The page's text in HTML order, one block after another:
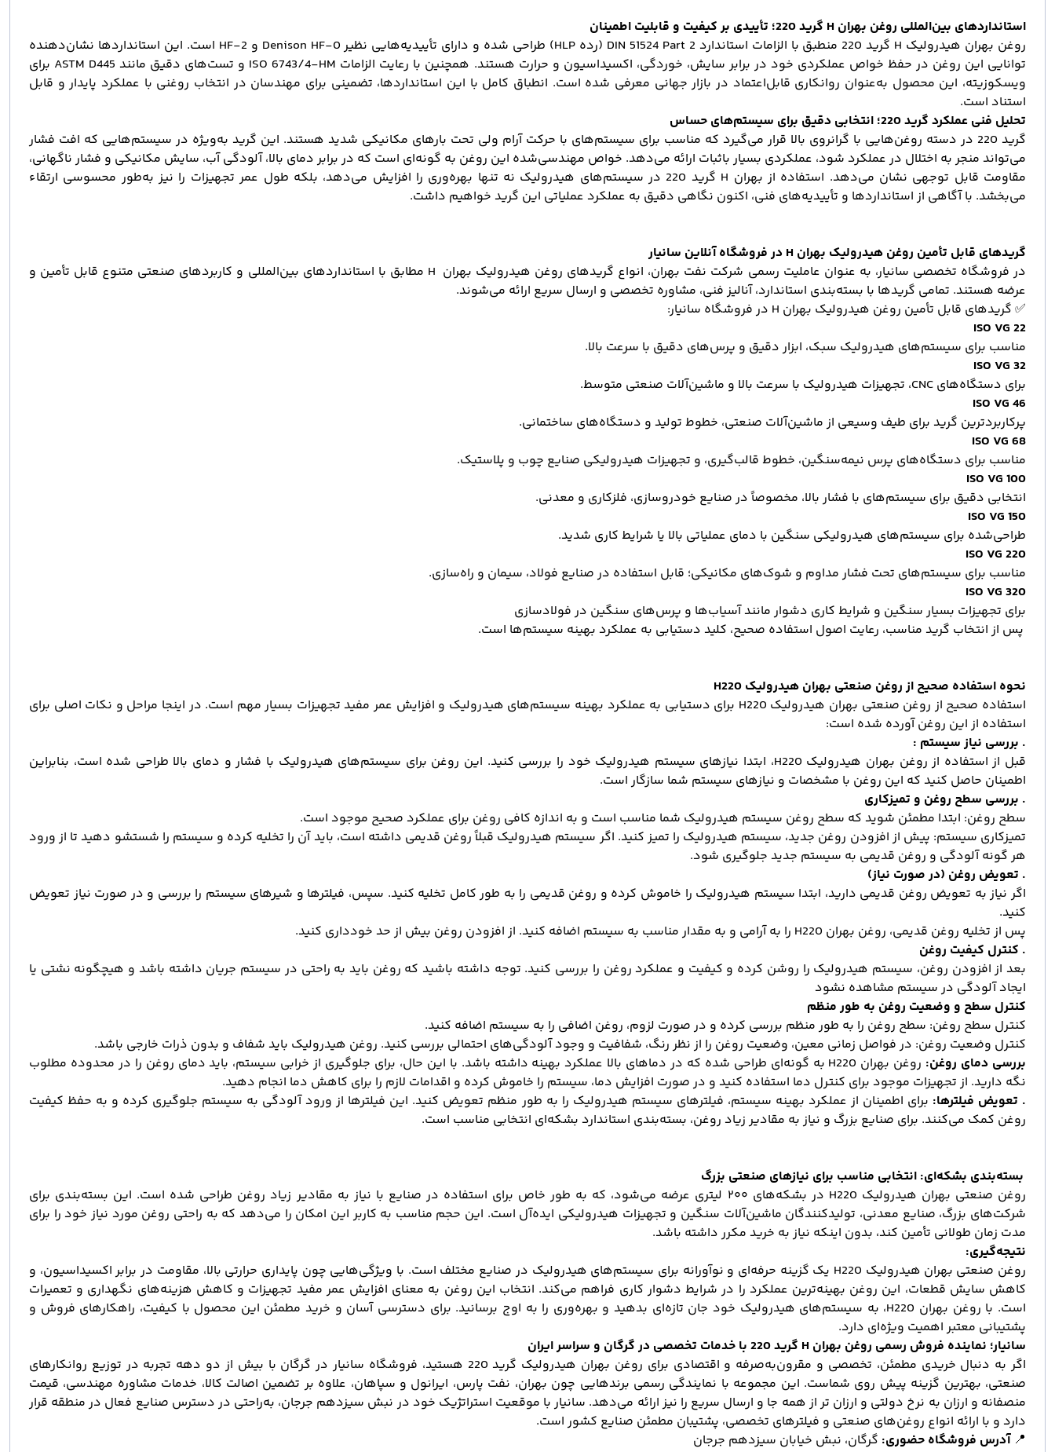
استانداردهای بین‌المللی روغن بهران H گرید 220؛ تأییدی بر کیفیت و قابلیت اطمینان
روغن بهران هیدرولیک H گرید 220 منطبق با الزامات استاندارد DIN 51524 Part 2 (رده HLP) طراحی شده و دارای تأییدیه‌هایی نظیر Denison HF-0 و HF-2 است. این استانداردها نشان‌دهنده
توانایی این روغن در حفظ خواص عملکردی خود در برابر سایش، خوردگی، اکسیداسیون و حرارت هستند. همچنین با رعایت الزامات ISO 6743/4-HM و تست‌های دقیق مانند ASTM D445 برای
ویسکوزیته، این محصول به‌عنوان روانکاری قابل‌اعتماد در بازار جهانی معرفی شده است. انطباق کامل با این استانداردها، تضمینی برای مهندسان در انتخاب روغنی با عملکرد پایدار و قابل
استناد است.
تحلیل فنی عملکرد گرید 220؛ انتخابی دقیق برای سیستم‌های حساس
گرید 220 در دسته روغن‌هایی با گرانروی بالا قرار می‌گیرد که مناسب برای سیستم‌های با حرکت آرام ولی تحت بارهای مکانیکی شدید هستند. این گرید به‌ویژه در سیستم‌هایی که افت فشار
می‌تواند منجر به اختلال در عملکرد شود، عملکردی بسیار باثبات ارائه می‌دهد. خواص مهندسی‌شده این روغن به گونه‌ای است که در برابر دمای بالا، آلودگی آب، سایش مکانیکی و فشار ناگهانی،
مقاومت قابل توجهی نشان می‌دهد. استفاده از بهران H گرید 220 در سیستم‌های هیدرولیک نه تنها بهره‌وری را افزایش می‌دهد، بلکه طول عمر تجهیزات را نیز به‌طور محسوسی ارتقاء
می‌بخشد. با آگاهی از استانداردها و تأییدیه‌های فنی، اکنون نگاهی دقیق به عملکرد عملیاتی این گرید خواهیم داشت.
گریدهای قابل تأمین روغن هیدرولیک بهران H در فروشگاه آنلاین سانیار
در فروشگاه تخصصی سانیار، به عنوان عاملیت رسمی شرکت نفت بهران، انواع گریدهای روغن هیدرولیک بهران H مطابق با استانداردهای بین‌المللی و کاربردهای صنعتی متنوع قابل تأمین و
عرضه هستند. تمامی گریدها با بسته‌بندی استاندارد، آنالیز فنی، مشاوره تخصصی و ارسال سریع ارائه می‌شوند.
✅ گریدهای قابل تأمین روغن هیدرولیک بهران H در فروشگاه سانیار:
ISO VG 22
مناسب برای سیستم‌های هیدرولیک سبک، ابزار دقیق و پرس‌های دقیق با سرعت بالا.
ISO VG 32
برای دستگاه‌های CNC، تجهیزات هیدرولیک با سرعت بالا و ماشین‌آلات صنعتی متوسط.
ISO VG 46
پرکاربردترین گرید برای طیف وسیعی از ماشین‌آلات صنعتی، خطوط تولید و دستگاه‌های ساختمانی.
ISO VG 68
مناسب برای دستگاه‌های پرس نیمه‌سنگین، خطوط قالب‌گیری، و تجهیزات هیدرولیکی صنایع چوب و پلاستیک.
ISO VG 100
انتخابی دقیق برای سیستم‌های با فشار بالا، مخصوصاً در صنایع خودروسازی، فلزکاری و معدنی.
ISO VG 150
طراحی‌شده برای سیستم‌های هیدرولیکی سنگین با دمای عملیاتی بالا یا شرایط کاری شدید.
ISO VG 220
مناسب برای سیستم‌های تحت فشار مداوم و شوک‌های مکانیکی؛ قابل استفاده در صنایع فولاد، سیمان و راه‌سازی.
ISO VG 320
برای تجهیزات بسیار سنگین و شرایط کاری دشوار مانند آسیاب‌ها و پرس‌های سنگین در فولادسازی
پس از انتخاب گرید مناسب، رعایت اصول استفاده صحیح، کلید دستیابی به عملکرد بهینه سیستم‌ها است.
نحوه استفاده صحیح از روغن صنعتی بهران هیدرولیک H220
استفاده صحیح از روغن صنعتی بهران هیدرولیک H220 برای دستیابی به عملکرد بهینه سیستم‌های هیدرولیک و افزایش عمر مفید تجهیزات بسیار مهم است. در اینجا مراحل و نکات اصلی برای
استفاده از این روغن آورده شده است:
. بررسی نیاز سیستم :
قبل از استفاده از روغن بهران هیدرولیک H220، ابتدا نیازهای سیستم هیدرولیک خود را بررسی کنید. این روغن برای سیستم‌های هیدرولیک با فشار و دمای بالا طراحی شده است، بنابراین
اطمینان حاصل کنید که این روغن با مشخصات و نیازهای سیستم شما سازگار است.
. بررسی سطح روغن و تمیزکاری
سطح روغن: ابتدا مطمئن شوید که سطح روغن سیستم هیدرولیک شما مناسب است و به اندازه کافی روغن برای عملکرد صحیح موجود است.
تمیزکاری سیستم: پیش از افزودن روغن جدید، سیستم هیدرولیک را تمیز کنید. اگر سیستم هیدرولیک قبلاً روغن قدیمی داشته است، باید آن را تخلیه کرده و سیستم را شستشو دهید تا از ورود
هر گونه آلودگی و روغن قدیمی به سیستم جدید جلوگیری شود.
. تعویض روغن (در صورت نیاز)
اگر نیاز به تعویض روغن قدیمی دارید، ابتدا سیستم هیدرولیک را خاموش کرده و روغن قدیمی را به طور کامل تخلیه کنید. سپس، فیلترها و شیرهای سیستم را بررسی و در صورت نیاز تعویض
کنید.
پس از تخلیه روغن قدیمی، روغن بهران H220 را به آرامی و به مقدار مناسب به سیستم اضافه کنید. از افزودن روغن بیش از حد خودداری کنید.
. کنترل کیفیت روغن
بعد از افزودن روغن، سیستم هیدرولیک را روشن کرده و کیفیت و عملکرد روغن را بررسی کنید. توجه داشته باشید که روغن باید به راحتی در سیستم جریان داشته باشد و هیچگونه نشتی یا
ایجاد آلودگی در سیستم مشاهده نشود
کنترل سطح و وضعیت روغن به طور منظم
کنترل سطح روغن: سطح روغن را به طور منظم بررسی کرده و در صورت لزوم، روغن اضافی را به سیستم اضافه کنید.
کنترل وضعیت روغن: در فواصل زمانی معین، وضعیت روغن را از نظر رنگ، شفافیت و وجود آلودگی‌های احتمالی بررسی کنید. روغن هیدرولیک باید شفاف و بدون ذرات خارجی باشد.
بررسی دمای روغن:
روغن بهران H220 به گونه‌ای طراحی شده که در دماهای بالا عملکرد بهینه داشته باشد. با این حال، برای جلوگیری از خرابی سیستم، باید دمای روغن را در محدوده مطلوب
نگه دارید. از تجهیزات موجود برای کنترل دما استفاده کنید و در صورت افزایش دما، سیستم را خاموش کرده و اقدامات لازم را برای کاهش دما انجام دهید.
. تعویض فیلترها: برای اطمینان از عملکرد بهینه سیستم، فیلترهای سیستم هیدرولیک را به طور منظم تعویض کنید. این فیلترها از ورود آلودگی به سیستم جلوگیری کرده و به حفظ کیفیت
روغن کمک می‌کنند. برای صنایع بزرگ و نیاز به مقادیر زیاد روغن، بسته‌بندی استاندارد بشکه‌ای انتخابی مناسب است.
بسته‌بندی بشکه‌ای: انتخابی مناسب برای نیازهای صنعتی بزرگ
روغن صنعتی بهران هیدرولیک H220 در بشکه‌های ۲۰۰ لیتری عرضه می‌شود، که به طور خاص برای استفاده در صنایع با نیاز به مقادیر زیاد روغن طراحی شده است. این بسته‌بندی برای
شرکت‌های بزرگ، صنایع معدنی، تولیدکنندگان ماشین‌آلات سنگین و تجهیزات هیدرولیکی ایده‌آل است. این حجم مناسب به کاربر این امکان را می‌دهد که به راحتی روغن مورد نیاز خود را برای
مدت زمان طولانی تأمین کند، بدون اینکه نیاز به خرید مکرر داشته باشد.
نتیجه‌گیری:
روغن صنعتی بهران هیدرولیک H220 یک گزینه حرفه‌ای و نوآورانه برای سیستم‌های هیدرولیک در صنایع مختلف است. با ویژگی‌هایی چون پایداری حرارتی بالا، مقاومت در برابر اکسیداسیون، و
کاهش سایش قطعات، این روغن بهینه‌ترین عملکرد را در شرایط دشوار کاری فراهم می‌کند. انتخاب این روغن به معنای افزایش عمر مفید تجهیزات و کاهش هزینه‌های نگهداری و تعمیرات
است. با روغن بهران H220، به سیستم‌های هیدرولیک خود جان تازه‌ای بدهید و بهره‌وری را به اوج برسانید. برای دسترسی آسان و خرید مطمئن این محصول با کیفیت، راهکارهای فروش و
پشتیبانی معتبر اهمیت ویژه‌ای دارد.
سانیار؛ نماینده فروش رسمی روغن بهران H گرید 220 با خدمات تخصصی در گرگان و سراسر ایران
اگر به دنبال خریدی مطمئن، تخصصی و مقرون‌به‌صرفه و اقتصادی برای روغن بهران هیدرولیک گرید 220 هستید، فروشگاه سانیار در گرگان با بیش از دو دهه تجربه در توزیع روانکارهای
صنعتی، بهترین گزینه پیش روی شماست. این مجموعه با نمایندگی رسمی برندهایی چون بهران، نفت پارس، ایرانول و سپاهان، علاوه بر تضمین اصالت کالا، خدمات مشاوره مهندسی، قیمت
منصفانه و ارزان به نرخ دولتی و ارزان تر از همه جا و ارسال سریع را نیز ارائه می‌دهد. سانیار با موقعیت استراتژیک خود در نبش سیزدهم جرجان، به‌راحتی در دسترس صنایع فعال در منطقه قرار
دارد و با ارائه انواع روغن‌های صنعتی و فیلترهای تخصصی، پشتیبان مطمئن صنایع کشور است.
📍آدرس فروشگاه حضوری: گرگان، نبش خیابان سیزدهم جرجان